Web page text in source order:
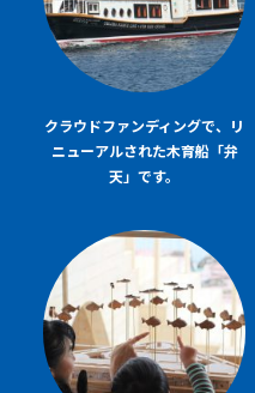
クラウドファンディングで、リ
ニューアルされた木育船「弁
天」です。